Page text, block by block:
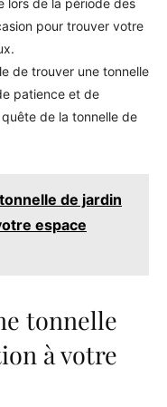
lors de la période des
pour trouver votre
de trouver une tonnelle
patience et de
de la tonnelle de
de jardin
espace
tonnelle
à votre